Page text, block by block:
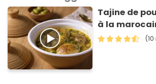
Tajine de
à la